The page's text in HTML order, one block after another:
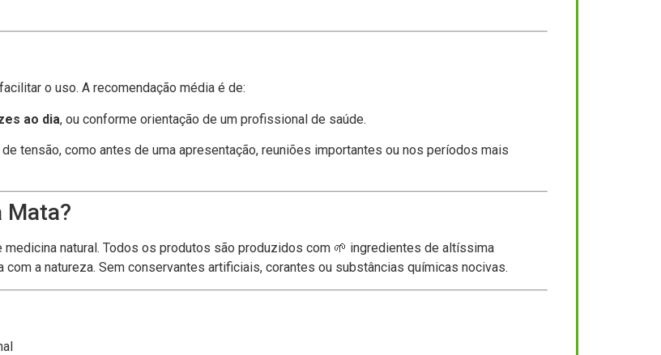
o uso. A recomendação média é de:
ao dia, ou conforme orientação de um profissional de saúde.
tensão, como antes de uma apresentação, reuniões importantes ou nos períodos mais
Mata?
natural. Todos os produtos são produzidos com 🌱 ingredientes de altíssima
a natureza. Sem conservantes artificiais, corantes ou substâncias químicas nocivas.